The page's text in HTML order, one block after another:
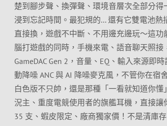
楚到腳步聲、換彈聲、環境音層次全部分
浸到忘記時間。最犯規的… 還有它雙電池
直接換，遊戲不中斷、不用邊充邊玩～這
腦打遊戲的同時，手機來電、語音聊天照
GameDAC Gen 2，音量、EQ、輸入來源即
動降噪 ANC 與 AI 降噪麥克風，不管你在
白色版不只帥，還是那種「一看就知道你
況主、重度電競使用者的旗艦耳機，直接
35 支、蝦皮限定、廠商獨家價！不是清庫